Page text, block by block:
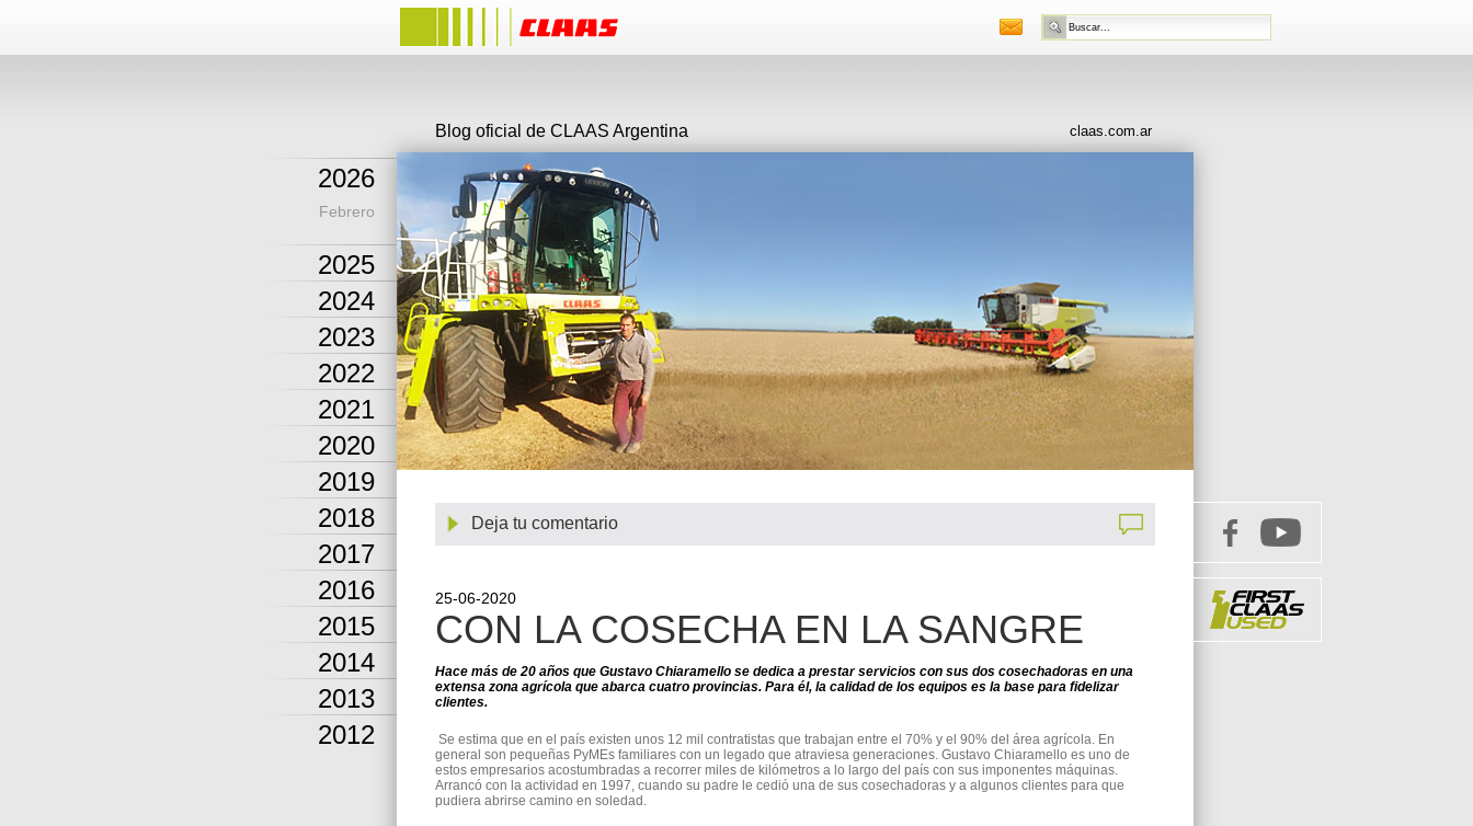
2026
Febrero
2025
2024
2023
2022
2021
2020
2019
2018
2017
2016
2015
2014
2013
2012
Blog oficial de CLAAS Argentina claas.com.ar
Deja tu comentario
25-06-2020
CON LA COSECHA EN LA SANGRE
Hace más de 20 años que Gustavo Chiaramello se dedica a prestar servicios con sus dos cosechadoras en una
extensa zona agrícola que abarca cuatro provincias. Para él, la calidad de los equipos es la base para fidelizar
clientes.
Se estima que en el país existen unos 12 mil contratistas que trabajan entre el 70% y el 90% del área agrícola. En
general son pequeñas PyMEs familiares con un legado que atraviesa generaciones. Gustavo Chiaramello es uno de
estos empresarios acostumbradas a recorrer miles de kilómetros a lo largo del país con sus imponentes máquinas.
Arrancó con la actividad en 1997, cuando su padre le cedió una de sus cosechadoras y a algunos clientes para que
pudiera abrirse camino en soledad.